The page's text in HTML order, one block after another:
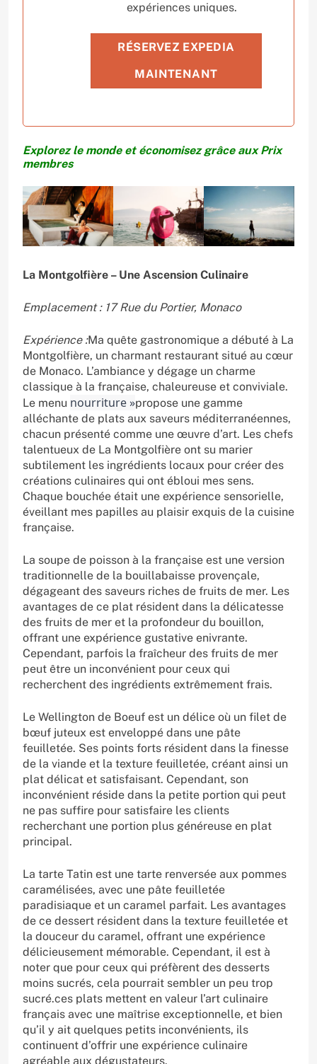
expériences uniques.
RÉSERVEZ EXPEDIA
MAINTENANT
Explorez le monde et économisez grâce aux Prix
membres
La Montgolfière – Une Ascension Culinaire
Emplacement : 17 Rue du Portier, Monaco
Expérience :Ma quête gastronomique a débuté à La
Montgolfière, un charmant restaurant situé au cœur
de Monaco. L’ambiance y dégage un charme
classique à la française, chaleureuse et conviviale.
Le menu nourriture »propose une gamme
alléchante de plats aux saveurs méditerranéennes,
chacun présenté comme une œuvre d’art. Les chefs
talentueux de La Montgolfière ont su marier
subtilement les ingrédients locaux pour créer des
créations culinaires qui ont ébloui mes sens.
Chaque bouchée était une expérience sensorielle,
éveillant mes papilles au plaisir exquis de la cuisine
française.
La soupe de poisson à la française est une version
traditionnelle de la bouillabaisse provençale,
dégageant des saveurs riches de fruits de mer. Les
avantages de ce plat résident dans la délicatesse
des fruits de mer et la profondeur du bouillon,
offrant une expérience gustative enivrante.
Cependant, parfois la fraîcheur des fruits de mer
peut être un inconvénient pour ceux qui
recherchent des ingrédients extrêmement frais.
Le Wellington de Boeuf est un délice où un filet de
bœuf juteux est enveloppé dans une pâte
feuilletée. Ses points forts résident dans la finesse
de la viande et la texture feuilletée, créant ainsi un
plat délicat et satisfaisant. Cependant, son
inconvénient réside dans la petite portion qui peut
ne pas suffire pour satisfaire les clients
recherchant une portion plus généreuse en plat
principal.
La tarte Tatin est une tarte renversée aux pommes
caramélisées, avec une pâte feuilletée
paradisiaque et un caramel parfait. Les avantages
de ce dessert résident dans la texture feuilletée et
la douceur du caramel, offrant une expérience
délicieusement mémorable. Cependant, il est à
noter que pour ceux qui préfèrent des desserts
moins sucrés, cela pourrait sembler un peu trop
sucré.ces plats mettent en valeur l’art culinaire
français avec une maîtrise exceptionnelle, et bien
qu’il y ait quelques petits inconvénients, ils
continuent d’offrir une expérience culinaire
agréable aux dégustateurs.